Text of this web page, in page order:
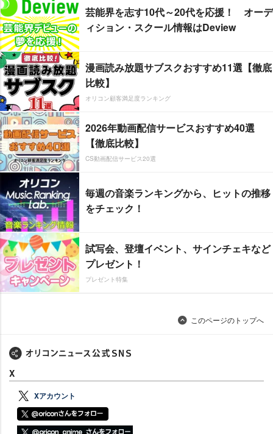
芸能界を志す10代～20代を応援！ オーデ
ィション・スクール情報はDeview
漫画読み放題サブスクおすすめ11選【徹底
比較】
オリコン顧客満足度ランキング
2026年動画配信サービスおすすめ40選
【徹底比較】
CS動画配信サービス20選
毎週の音楽ランキングから、ヒットの推移
をチェック！
試写会、登壇イベント、サインチェキなど
プレゼント！
プレゼント特集
このページのトップへ
X
Xアカウント